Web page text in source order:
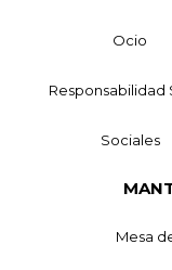
Ocio
Responsabilidad
Sociales
Mesa